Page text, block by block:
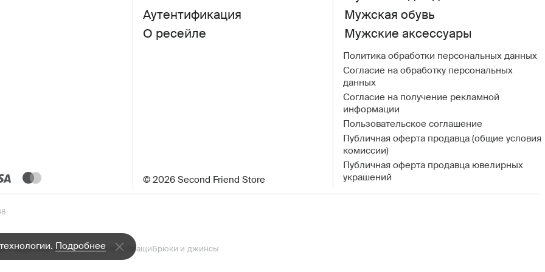
Подробнее
Аутентификация
О ресейле
© 2026 Second Friend Store
Мужская обувь
Мужские аксессуары
Политика обработки персональных данных
Согласие на обработку персональных
данных
Согласие на получение рекламной
информации
Пользовательское соглашение
Публичная оферта продавца (общие условия
комиссии)
Публичная оферта продавца ювелирных
украшений
Кардиганы и жилетыТренчи и плащи Брюки и джинсы